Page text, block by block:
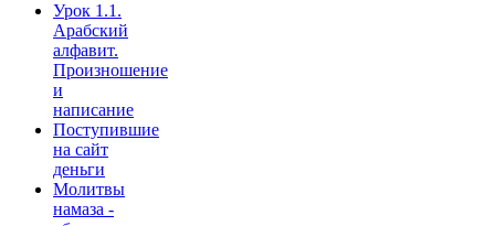
Урок 1.1.
Арабский
алфавит.
Произношение
и
написание
Поступившие
на сайт
деньги
Молитвы
намаза -